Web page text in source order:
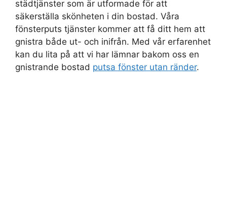
städtjänster som är utformade för att
säkerställa skönheten i din bostad. Våra
fönsterputs tjänster kommer att få ditt hem att
gnistra både ut- och inifrån. Med vår erfarenhet
kan du lita på att vi har lämnar bakom oss en
gnistrande bostad putsa fönster utan ränder.